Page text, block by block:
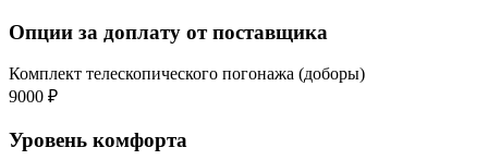
Опции за доплату от поставщика
Комплект телескопического погонажа (доборы)
9000 ₽
Уровень комфорта